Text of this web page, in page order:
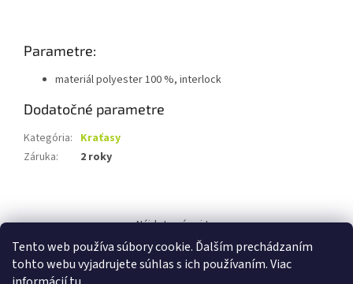
Tento web používa súbory cookie. Ďalším prechádzaním
tohto webu vyjadrujete súhlas s ich používaním. Viac
Parametre:
materiál polyester 100 %, interlock
Dodatočné parametre
Kategória: Kraťasy
Záruka: 2 roky
á
Nájdete nás aj tu: